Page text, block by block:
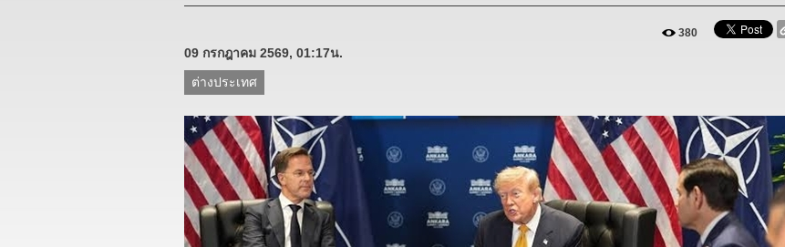
380
09 กรกฎาคม 2569, 01:17น.
ต่างประเทศ